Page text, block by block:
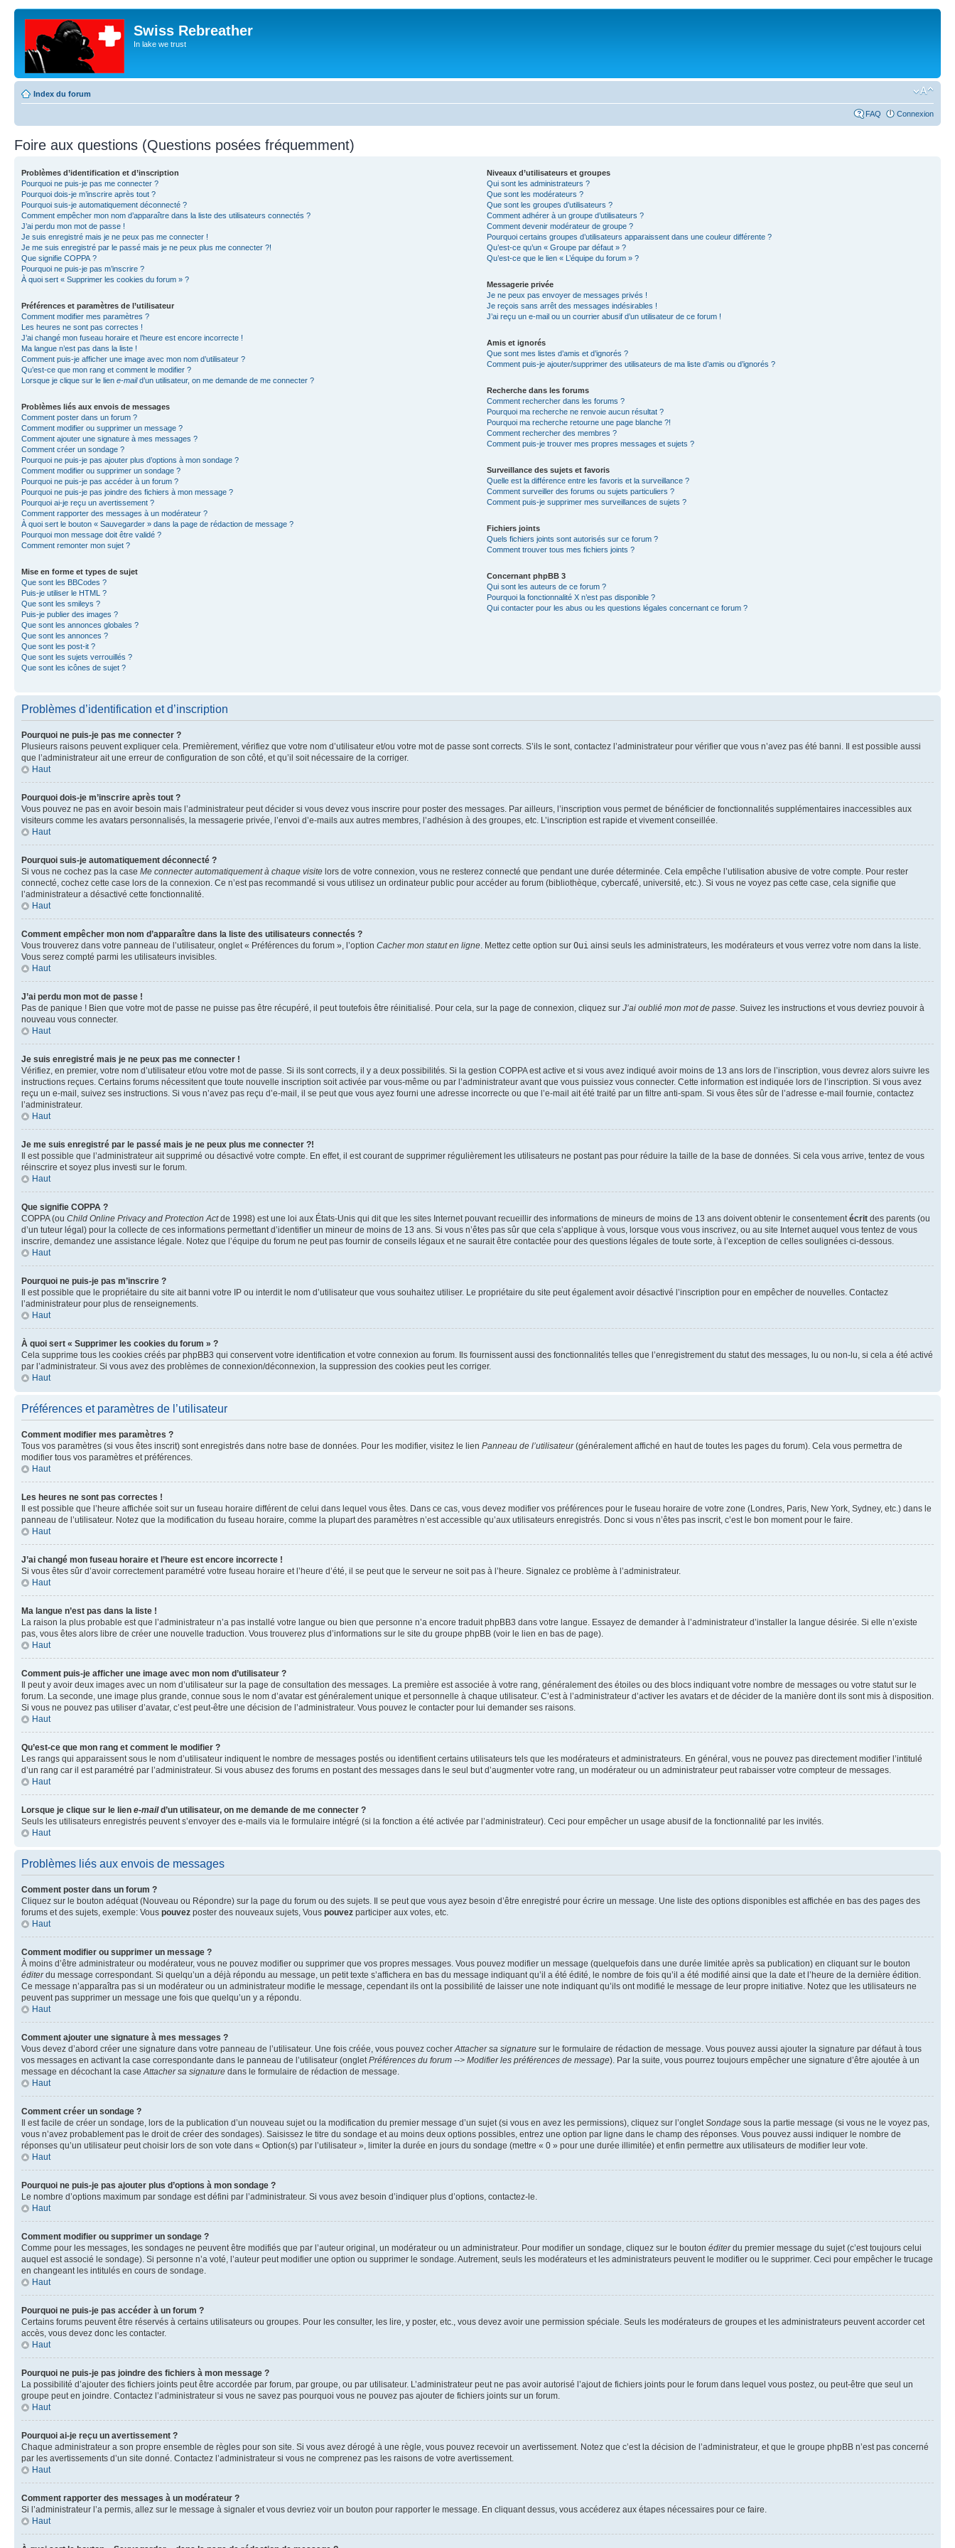
Swiss Rebreather
In lake we trust
Index du forum
FAQ Connexion
Foire aux questions (Questions posées fréquemment)
Problèmes d’identification et d’inscription
Pourquoi ne puis-je pas me connecter ?
Pourquoi dois-je m’inscrire après tout ?
Pourquoi suis-je automatiquement déconnecté ?
Comment empêcher mon nom d’apparaître dans la liste des utilisateurs connectés ?
J’ai perdu mon mot de passe !
Je suis enregistré mais je ne peux pas me connecter !
Je me suis enregistré par le passé mais je ne peux plus me connecter ?!
Que signifie COPPA ?
Pourquoi ne puis-je pas m’inscrire ?
À quoi sert « Supprimer les cookies du forum » ?
Préférences et paramètres de l’utilisateur
Comment modifier mes paramètres ?
Les heures ne sont pas correctes !
J’ai changé mon fuseau horaire et l’heure est encore incorrecte !
Ma langue n’est pas dans la liste !
Comment puis-je afficher une image avec mon nom d’utilisateur ?
Qu’est-ce que mon rang et comment le modifier ?
Lorsque je clique sur le lien e-maild’un utilisateur, on me demande de me connecter ?
Problèmes liés aux envois de messages
Comment poster dans un forum ?
Comment modifier ou supprimer un message ?
Comment ajouter une signature à mes messages ?
Comment créer un sondage ?
Pourquoi ne puis-je pas ajouter plus d’options à mon sondage ?
Comment modifier ou supprimer un sondage ?
Pourquoi ne puis-je pas accéder à un forum ?
Pourquoi ne puis-je pas joindre des fichiers à mon message ?
Pourquoi ai-je reçu un avertissement ?
Comment rapporter des messages à un modérateur ?
À quoi sert le bouton « Sauvegarder » dans la page de rédaction de message ?
Pourquoi mon message doit être validé ?
Comment remonter mon sujet ?
Mise en forme et types de sujet
Que sont les BBCodes ?
Puis-je utiliser le HTML ?
Que sont les smileys ?
Puis-je publier des images ?
Que sont les annonces globales ?
Que sont les annonces ?
Que sont les post-it ?
Que sont les sujets verrouillés ?
Que sont les icônes de sujet ?
Niveaux d’utilisateurs et groupes
Qui sont les administrateurs ?
Que sont les modérateurs ?
Que sont les groupes d’utilisateurs ?
Comment adhérer à un groupe d’utilisateurs ?
Comment devenir modérateur de groupe ?
Pourquoi certains groupes d’utilisateurs apparaissent dans une couleur différente ?
Qu’est-ce qu’un « Groupe par défaut » ?
Qu’est-ce que le lien « L’équipe du forum » ?
Messagerie privée
Je ne peux pas envoyer de messages privés !
Je reçois sans arrêt des messages indésirables !
J’ai reçu un e-mail ou un courrier abusif d’un utilisateur de ce forum !
Amis et ignorés
Que sont mes listes d’amis et d’ignorés ?
Comment puis-je ajouter/supprimer des utilisateurs de ma liste d’amis ou d’ignorés ?
Recherche dans les forums
Comment rechercher dans les forums ?
Pourquoi ma recherche ne renvoie aucun résultat ?
Pourquoi ma recherche retourne une page blanche ?!
Comment rechercher des membres ?
Comment puis-je trouver mes propres messages et sujets ?
Surveillance des sujets et favoris
Quelle est la différence entre les favoris et la surveillance ?
Comment surveiller des forums ou sujets particuliers ?
Comment puis-je supprimer mes surveillances de sujets ?
Fichiers joints
Quels fichiers joints sont autorisés sur ce forum ?
Comment trouver tous mes fichiers joints ?
Concernant phpBB 3
Qui sont les auteurs de ce forum ?
Pourquoi la fonctionnalité X n’est pas disponible ?
Qui contacter pour les abus ou les questions légales concernant ce forum ?
Problèmes d’identification et d’inscription
Pourquoi ne puis-je pas me connecter ?
Plusieurs raisons peuvent expliquer cela. Premièrement, vérifiez que votre nom d’utilisateur et/ou votre mot de passe sont corrects. S’ils le sont, contactez l’administrateur pour vérifier que vous n’avez pas été banni. Il est possible aussi
que l’administrateur ait une erreur de configuration de son côté, et qu’il soit nécessaire de la corriger.
Haut
Pourquoi dois-je m’inscrire après tout ?
Vous pouvez ne pas en avoir besoin mais l’administrateur peut décider si vous devez vous inscrire pour poster des messages. Par ailleurs, l’inscription vous permet de bénéficier de fonctionnalités supplémentaires inaccessibles aux
visiteurs comme les avatars personnalisés, la messagerie privée, l’envoi d’e-mails aux autres membres, l’adhésion à des groupes, etc. L’inscription est rapide et vivement conseillée.
Haut
Pourquoi suis-je automatiquement déconnecté ?
Si vous ne cochez pas la case Me connecter automatiquement à chaque visite lors de votre connexion, vous ne resterez connecté que pendant une durée déterminée. Cela empêche l’utilisation abusive de votre compte. Pour rester
connecté, cochez cette case lors de la connexion. Ce n’est pas recommandé si vous utilisez un ordinateur public pour accéder au forum (bibliothèque, cybercafé, université, etc.). Si vous ne voyez pas cette case, cela signifie que
l’administrateur a désactivé cette fonctionnalité.
Haut
Comment empêcher mon nom d’apparaître dans la liste des utilisateurs connectés ?
Vous trouverez dans votre panneau de l’utilisateur, onglet « Préférences du forum », l’option Cacher mon statut en ligne. Mettez cette option sur Oui ainsi seuls les administrateurs, les modérateurs et vous verrez votre nom dans la liste.
Vous serez compté parmi les utilisateurs invisibles.
Haut
J’ai perdu mon mot de passe !
Pas de panique ! Bien que votre mot de passe ne puisse pas être récupéré, il peut toutefois être réinitialisé. Pour cela, sur la page de connexion, cliquez sur J’ai oublié mon mot de passe. Suivez les instructions et vous devriez pouvoir à
nouveau vous connecter.
Haut
Je suis enregistré mais je ne peux pas me connecter !
Vérifiez, en premier, votre nom d’utilisateur et/ou votre mot de passe. Si ils sont corrects, il y a deux possibilités. Si la gestion COPPA est active et si vous avez indiqué avoir moins de 13 ans lors de l’inscription, vous devrez alors suivre les
instructions reçues. Certains forums nécessitent que toute nouvelle inscription soit activée par vous-même ou par l’administrateur avant que vous puissiez vous connecter. Cette information est indiquée lors de l’inscription. Si vous avez
reçu un e-mail, suivez ses instructions. Si vous n’avez pas reçu d’e-mail, il se peut que vous ayez fourni une adresse incorrecte ou que l’e-mail ait été traité par un filtre anti-spam. Si vous êtes sûr de l’adresse e-mail fournie, contactez
l’administrateur.
Haut
Je me suis enregistré par le passé mais je ne peux plus me connecter ?!
Il est possible que l’administrateur ait supprimé ou désactivé votre compte. En effet, il est courant de supprimer régulièrement les utilisateurs ne postant pas pour réduire la taille de la base de données. Si cela vous arrive, tentez de vous
réinscrire et soyez plus investi sur le forum.
Haut
Que signifie COPPA ?
COPPA (ou Child Online Privacy and Protection Actde 1998) est une loi aux États-Unis qui dit que les sites Internet pouvant recueillir des informations de mineurs de moins de 13 ans doivent obtenir le consentementécrit des parents (ou
d’un tuteur légal) pour la collecte de ces informations permettant d’identifier un mineur de moins de 13 ans. Si vous n’êtes pas sûr que cela s’applique à vous, lorsque vous vous inscrivez, ou au site Internet auquel vous tentez de vous
inscrire, demandez une assistance légale. Notez que l’équipe du forum ne peut pas fournir de conseils légaux et ne saurait être contactée pour des questions légales de toute sorte, à l’exception de celles soulignées ci-dessous.
Haut
Pourquoi ne puis-je pas m’inscrire ?
Il est possible que le propriétaire du site ait banni votre IP ou interdit le nom d’utilisateur que vous souhaitez utiliser. Le propriétaire du site peut également avoir désactivé l’inscription pour en empêcher de nouvelles. Contactez
l’administrateur pour plus de renseignements.
Haut
À quoi sert « Supprimer les cookies du forum » ?
Cela supprime tous les cookies créés par phpBB3 qui conservent votre identification et votre connexion au forum. Ils fournissent aussi des fonctionnalités telles que l’enregistrement du statut des messages, lu ou non-lu, si cela a été activé
par l’administrateur. Si vous avez des problèmes de connexion/déconnexion, la suppression des cookies peut les corriger.
Haut
Préférences et paramètres de l’utilisateur
Comment modifier mes paramètres ?
Tous vos paramètres (si vous êtes inscrit) sont enregistrés dans notre base de données. Pour les modifier, visitez le lien Panneau de l’utilisateur(généralement affiché en haut de toutes les pages du forum). Cela vous permettra de
modifier tous vos paramètres et préférences.
Haut
Les heures ne sont pas correctes !
Il est possible que l’heure affichée soit sur un fuseau horaire différent de celui dans lequel vous êtes. Dans ce cas, vous devez modifier vos préférences pour le fuseau horaire de votre zone (Londres, Paris, New York, Sydney, etc.) dans le
panneau de l’utilisateur. Notez que la modification du fuseau horaire, comme la plupart des paramètres n’est accessible qu’aux utilisateurs enregistrés. Donc si vous n’êtes pas inscrit, c’est le bon moment pour le faire.
Haut
J’ai changé mon fuseau horaire et l’heure est encore incorrecte !
Si vous êtes sûr d’avoir correctement paramétré votre fuseau horaire et l’heure d’été, il se peut que le serveur ne soit pas à l’heure. Signalez ce problème à l’administrateur.
Haut
Ma langue n’est pas dans la liste !
La raison la plus probable est que l’administrateur n’a pas installé votre langue ou bien que personne n’a encore traduit phpBB3 dans votre langue. Essayez de demander à l’administrateur d’installer la langue désirée. Si elle n’existe
pas, vous êtes alors libre de créer une nouvelle traduction. Vous trouverez plus d’informations sur le site du groupe phpBB (voir le lien en bas de page).
Haut
Comment puis-je afficher une image avec mon nom d’utilisateur ?
Il peut y avoir deux images avec un nom d’utilisateur sur la page de consultation des messages. La première est associée à votre rang, généralement des étoiles ou des blocs indiquant votre nombre de messages ou votre statut sur le
forum. La seconde, une image plus grande, connue sous le nom d’avatar est généralement unique et personnelle à chaque utilisateur. C’est à l’administrateur d’activer les avatars et de décider de la manière dont ils sont mis à disposition.
Si vous ne pouvez pas utiliser d’avatar, c’est peut-être une décision de l’administrateur. Vous pouvez le contacter pour lui demander ses raisons.
Haut
Qu’est-ce que mon rang et comment le modifier ?
Les rangs qui apparaissent sous le nom d’utilisateur indiquent le nombre de messages postés ou identifient certains utilisateurs tels que les modérateurs et administrateurs. En général, vous ne pouvez pas directement modifier l’intitulé
d’un rang car il est paramétré par l’administrateur. Si vous abusez des forums en postant des messages dans le seul but d’augmenter votre rang, un modérateur ou un administrateur peut rabaisser votre compteur de messages.
Haut
Lorsque je clique sur le lien e-maild’un utilisateur, on me demande de me connecter ?
Seuls les utilisateurs enregistrés peuvent s’envoyer des e-mails via le formulaire intégré (si la fonction a été activée par l’administrateur). Ceci pour empêcher un usage abusif de la fonctionnalité par les invités.
Haut
Problèmes liés aux envois de messages
Comment poster dans un forum ?
Cliquez sur le bouton adéquat (Nouveau ou Répondre) sur la page du forum ou des sujets. Il se peut que vous ayez besoin d’être enregistré pour écrire un message. Une liste des options disponibles est affichée en bas des pages des
forums et des sujets, exemple: Vous pouvez poster des nouveaux sujets, Vous pouvez participer aux votes, etc.
Haut
Comment modifier ou supprimer un message ?
À moins d’être administrateur ou modérateur, vous ne pouvez modifier ou supprimer que vos propres messages. Vous pouvez modifier un message (quelquefois dans une durée limitée après sa publication) en cliquant sur le bouton
éditerdu message correspondant. Si quelqu’un a déjà répondu au message, un petit texte s’affichera en bas du message indiquant qu’il a été édité, le nombre de fois qu’il a été modifié ainsi que la date et l’heure de la dernière édition.
Ce message n’apparaîtra pas si un modérateur ou un administrateur modifie le message, cependant ils ont la possibilité de laisser une note indiquant qu’ils ont modifié le message de leur propre initiative. Notez que les utilisateurs ne
peuvent pas supprimer un message une fois que quelqu’un y a répondu.
Haut
Comment ajouter une signature à mes messages ?
Vous devez d’abord créer une signature dans votre panneau de l’utilisateur. Une fois créée, vous pouvez cocherAttacher sa signature sur le formulaire de rédaction de message. Vous pouvez aussi ajouter la signature par défaut à tous
vos messages en activant la case correspondante dans le panneau de l’utilisateur (ongletPréférences du forum --> Modifier les préférences de message). Par la suite, vous pourrez toujours empêcher une signature d’être ajoutée à un
message en décochant la caseAttacher sa signature dans le formulaire de rédaction de message.
Haut
Comment créer un sondage ?
Il est facile de créer un sondage, lors de la publication d’un nouveau sujet ou la modification du premier message d’un sujet (si vous en avez les permissions), cliquez sur l’ongletSondage sous la partie message (si vous ne le voyez pas,
vous n’avez probablement pas le droit de créer des sondages). Saisissez le titre du sondage et au moins deux options possibles, entrez une option par ligne dans le champ des réponses. Vous pouvez aussi indiquer le nombre de
réponses qu’un utilisateur peut choisir lors de son vote dans « Option(s) par l’utilisateur », limiter la durée en jours du sondage (mettre « 0 » pour une durée illimitée) et enfin permettre aux utilisateurs de modifier leur vote.
Haut
Pourquoi ne puis-je pas ajouter plus d’options à mon sondage ?
Le nombre d’options maximum par sondage est défini par l’administrateur. Si vous avez besoin d’indiquer plus d’options, contactez-le.
Haut
Comment modifier ou supprimer un sondage ?
Comme pour les messages, les sondages ne peuvent être modifiés que par l’auteur original, un modérateur ou un administrateur. Pour modifier un sondage, cliquez sur le bouton éditerdu premier message du sujet (c’est toujours celui
auquel est associé le sondage). Si personne n’a voté, l’auteur peut modifier une option ou supprimer le sondage. Autrement, seuls les modérateurs et les administrateurs peuvent le modifier ou le supprimer. Ceci pour empêcher le trucage
en changeant les intitulés en cours de sondage.
Haut
Pourquoi ne puis-je pas accéder à un forum ?
Certains forums peuvent être réservés à certains utilisateurs ou groupes. Pour les consulter, les lire, y poster, etc., vous devez avoir une permission spéciale. Seuls les modérateurs de groupes et les administrateurs peuvent accorder cet
accès, vous devez donc les contacter.
Haut
Pourquoi ne puis-je pas joindre des fichiers à mon message ?
La possibilité d’ajouter des fichiers joints peut être accordée par forum, par groupe, ou par utilisateur. L’administrateur peut ne pas avoir autorisé l’ajout de fichiers joints pour le forum dans lequel vous postez, ou peut-être que seul un
groupe peut en joindre. Contactez l’administrateur si vous ne savez pas pourquoi vous ne pouvez pas ajouter de fichiers joints sur un forum.
Haut
Pourquoi ai-je reçu un avertissement ?
Chaque administrateur a son propre ensemble de règles pour son site. Si vous avez dérogé à une règle, vous pouvez recevoir un avertissement. Notez que c’est la décision de l’administrateur, et que le groupe phpBB n’est pas concerné
par les avertissements d’un site donné. Contactez l’administrateur si vous ne comprenez pas les raisons de votre avertissement.
Haut
Comment rapporter des messages à un modérateur ?
Si l’administrateur l’a permis, allez sur le message à signaler et vous devriez voir un bouton pour rapporter le message. En cliquant dessus, vous accéderez aux étapes nécessaires pour ce faire.
Haut